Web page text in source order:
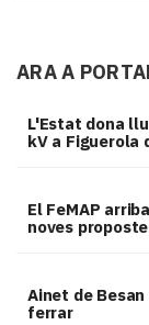
ARA A
L'Estat dona
kV a Figuerola
El FeMAP
noves
Ainet de
ferrar